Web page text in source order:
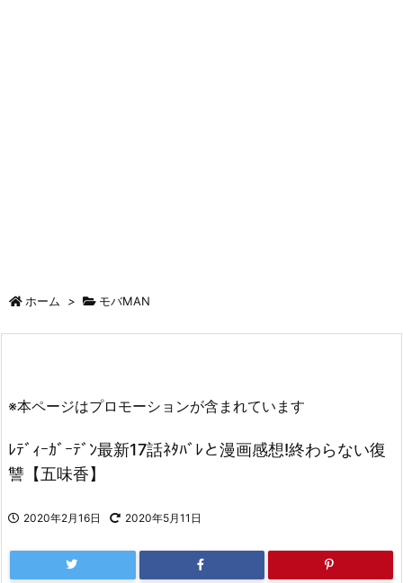
ホーム > モバMAN
※本ページはプロモーションが含まれています
ﾚﾃﾞｨｰｶﾞｰﾃﾞﾝ最新17話ﾈﾀﾊﾞﾚと漫画感想!終わらない復
讐【五味香】
2020年2月16日 2020年5月11日